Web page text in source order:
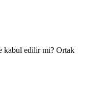
kabul edilir mi? Ortak